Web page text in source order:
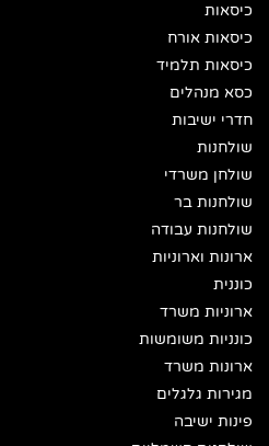
כיסאות
כיסאות אורח
כיסאות תלמיד
כסא מנהלים
חדרי ישיבות
שולחנות
שולחן משרדי
שולחנות בר
שולחנות עבודה
ארונות וארוניות
כוננית
ארוניות משרד
כונניות משומשות
ארונות משרד
מגירות גלגלים
פינות ישיבה